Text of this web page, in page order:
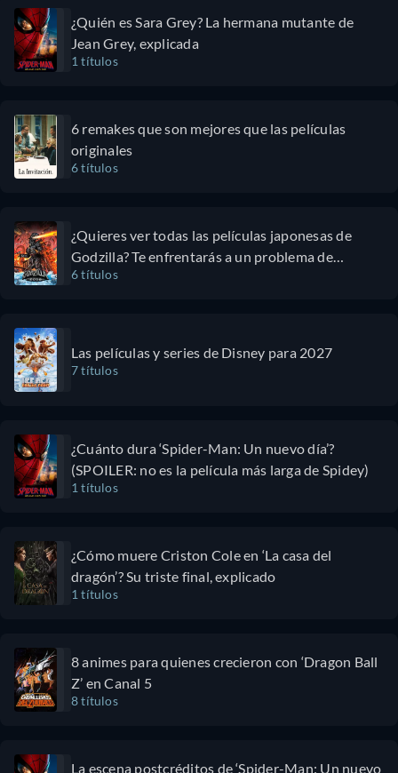
¿Quién es Sara Grey? La hermana mutante de
Jean Grey, explicada
1 títulos
6 remakes que son mejores que las películas
originales
6 títulos
¿Quieres ver todas las películas japonesas de
Godzilla? Te enfrentarás a un problema de
proporciones kaijū
6 títulos
Las películas y series de Disney para 2027
7 títulos
¿Cuánto dura ‘Spider-Man: Un nuevo día’?
(SPOILER: no es la película más larga de Spidey)
1 títulos
¿Cómo muere Criston Cole en ‘La casa del
dragón’? Su triste final, explicado
1 títulos
8 animes para quienes crecieron con ‘Dragon Ball
Z’ en Canal 5
8 títulos
La escena postcréditos de ‘Spider-Man: Un nuevo